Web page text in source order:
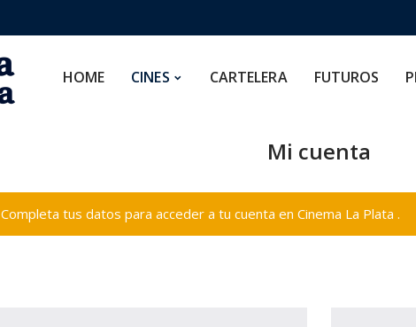
HOME CINES CARTELERA FUTUROS
Mi cuenta
Completa tus datos para acceder a tu cuenta en Cinema La Plata .